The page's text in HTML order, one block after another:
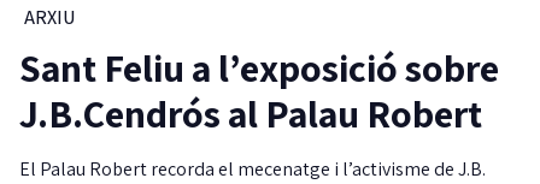
ARXIU
Sant Feliu a l’exposició sobre
J.B.Cendrós al Palau Robert
El Palau Robert recorda el mecenatge i l’activisme de J.B.